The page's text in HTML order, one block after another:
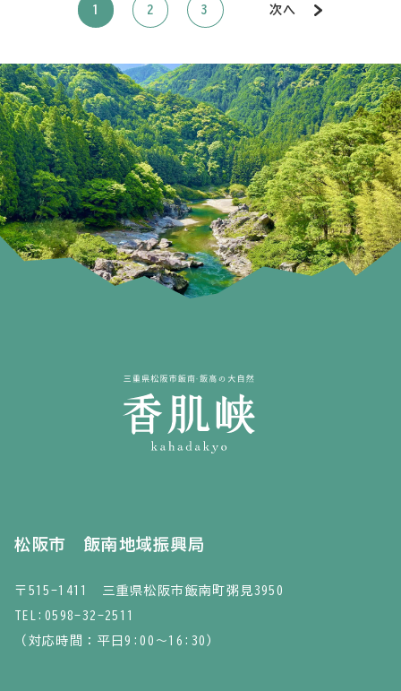
1 2 3 次へ
松阪市 飯南地域振興局
〒515-1411 三重県松阪市飯南町粥見3950
TEL: 0598-32-2511
（対応時間：平日9:00～16:30）